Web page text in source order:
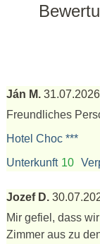
Ján M. 31.07.2026
Freundliches
Hotel Choc ***
Unterkunft 10
Jozef D.
Mir gefiel, dass
Zimmer aus zu